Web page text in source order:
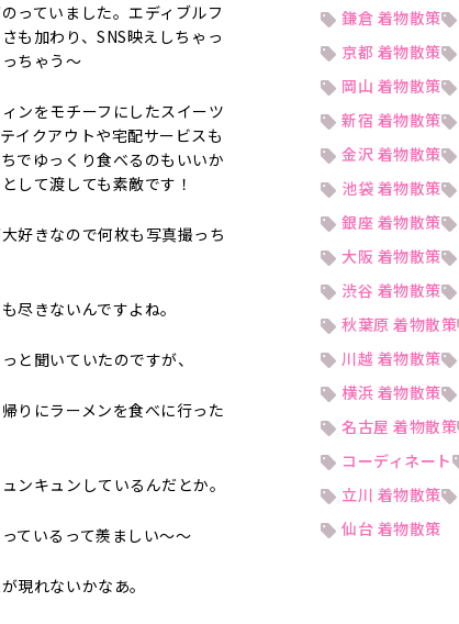
っていました。エディブルフ
も加わり、SNS映えしちゃっ
ちゃう～
ンをモチーフにしたスイーツ
イクアウトや宅配サービスも
でゆっくり食べるのもいいか
して渡しても素敵です！
好きなので何枚も写真撮っち
尽きないんですよね。
と聞いていたのですが、
りにラーメンを食べに行った
ンキュンしているんだとか。
ているって羨ましい～～
現れないかなあ。
鎌倉 着物散策
京都 着物散策
岡山 着物散策
新宿 着物散策
金沢 着物散策
池袋 着物散策
銀座 着物散策
大阪 着物散策
渋谷 着物散策
秋葉原 着物散策
川越 着物散策
横浜 着物散策
名古屋 着物散策
コーディネート
立川 着物散策
仙台 着物散策